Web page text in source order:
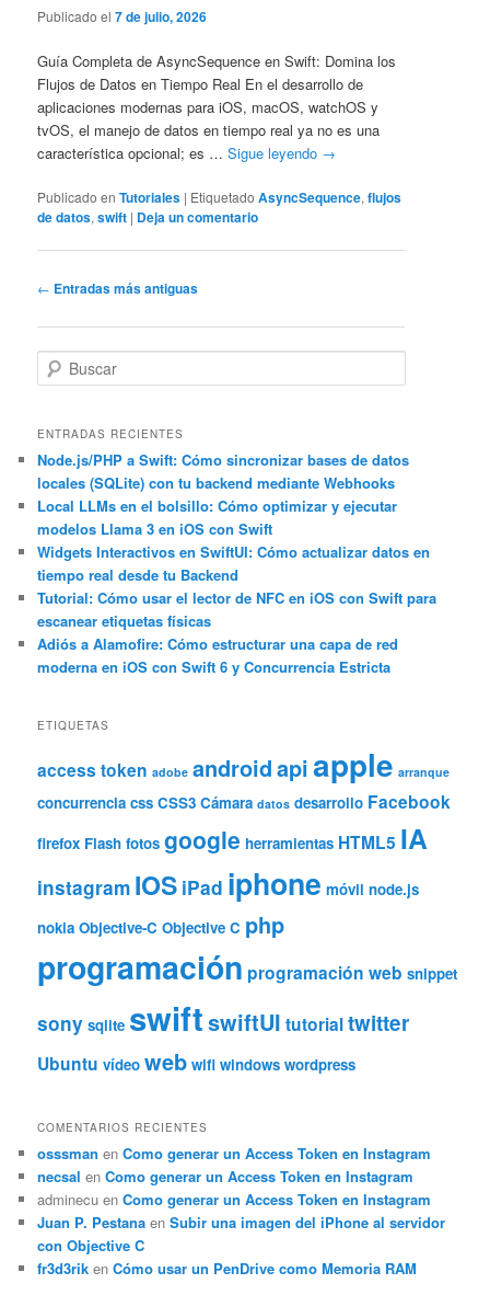
Publicado el7 de julio, 2026
Guía Completa de AsyncSequence en Swift: Domina los
Flujos de Datos en Tiempo Real En el desarrollo de
aplicaciones modernas para iOS, macOS, watchOS y
tvOS, el manejo de datos en tiempo real ya no es una
característica opcional; es …Sigue leyendo →
Publicado en Tutoriales | Etiquetado AsyncSequence,flujos
de datos,swift | Deja un comentario
Navegación
entradas
← Entradas más antiguas
u
c
a
r
ENTRADAS RECIENTES
Node.js/PHP a Swift: Cómo sincronizar bases de datos
locales (SQLite) con tu backend mediante Webhooks
Local LLMs en el bolsillo: Cómo optimizar y ejecutar
modelos Llama 3 en iOS con Swift
Widgets Interactivos en SwiftUI: Cómo actualizar datos en
tiempo real desde tu Backend
Tutorial: Cómo usar el lector de NFC en iOS con Swift para
escanear etiquetas físicas
Adiós a Alamofire: Cómo estructurar una capa de red
moderna en iOS con Swift 6 y Concurrencia Estricta
ETIQUETAS
access token adobe androidapiapple arranque
concurrencia css CSS3 Cámara datos desarrollo Facebook
firefox Flash fotos google herramientas HTML5 IA
instagram IOS iPad iphone móvil node.js
nokia Objective-C Objective C php
programación programación web snippet
sony sqlite swiftswiftUI tutorialtwitter
Ubuntu vídeo web wifi windows wordpress
COMENTARIOS RECIENTES
osssman enComo generar un Access Token en Instagram
necsal enComo generar un Access Token en Instagram
adminecu enComo generar un Access Token en Instagram
Juan P. Pestana enSubir una imagen del iPhone al servidor
con Objective C
fr3d3rik enCómo usar un PenDrive como Memoria RAM